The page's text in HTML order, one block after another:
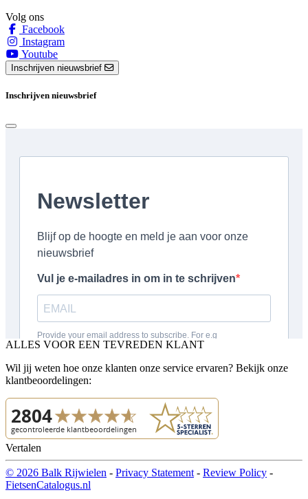
Volg ons
Facebook
Instagram
Youtube
Inschrijven nieuwsbrief
Inschrijven nieuwsbrief
ALLES VOOR EEN TEVREDEN KLANT
Wil jij weten hoe onze klanten onze service ervaren? Bekijk onze
klantbeoordelingen:
Vertalen
© 2026 Balk Rijwielen - Privacy Statement - Review Policy -
FietsenCatalogus.nl